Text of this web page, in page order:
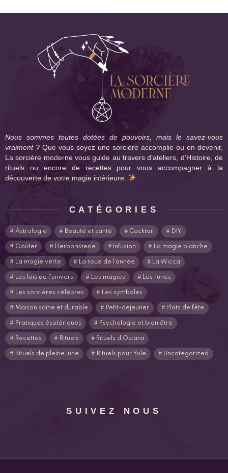
Nous sommes toutes dotées de pouvoirs, mais le savez-vous
vraiment ? Que vous soyez une sorcière accomplie ou en devenir,
La sorcière moderne vous guide au travers d’ateliers, d’Histoire, de
rituels ou encore de recettes pour vous accompagner à la
découverte de votre magie intérieure.
CATÉGORIES
Astrologie Beauté et santé Cocktail DIY
Goûter Herboristerie Infusion La magie blanche
La magie verte La roue de l'année La Wicca
Les lois de l'univers Les magies Les runes
Les sorcières célèbres Les symboles
Maison saine et durable Petit-déjeuner Plats de fête
Pratiques ésotériques Psychologie et bien être
Recettes Rituels Rituels d'Ostara
Rituels de pleine lune Rituels pour Yule Uncategorized
SUIVEZ NOUS